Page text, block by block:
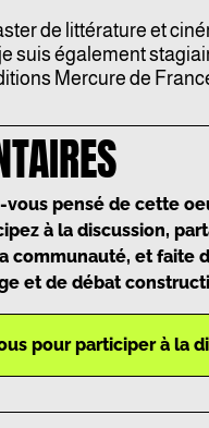
de littérature et
suis également
Mercure de
vous pensé de cette
à la discussion,
communauté, et faite
et de débat
pour participer à la